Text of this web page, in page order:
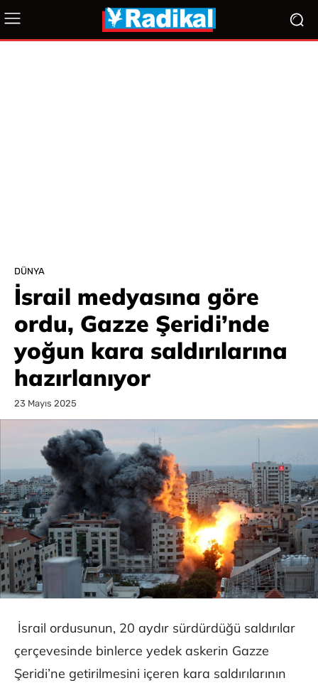
DÜNYA
İsrail medyasına göre
ordu, Gazze Şeridi’nde
yoğun kara saldırılarına
hazırlanıyor
23 Mayıs 2025
İsrail ordusunun, 20 aydır sürdürdüğü saldırılar
çerçevesinde binlerce yedek askerin Gazze
Şeridi’ne getirilmesini içeren kara saldırılarının